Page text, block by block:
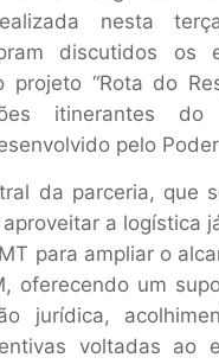
nesta
discutidos os
projeto “Rota do
itinerantes do
pelo
da parceria, que
a logística
para ampliar o
oferecendo um
jurídica,
voltadas ao